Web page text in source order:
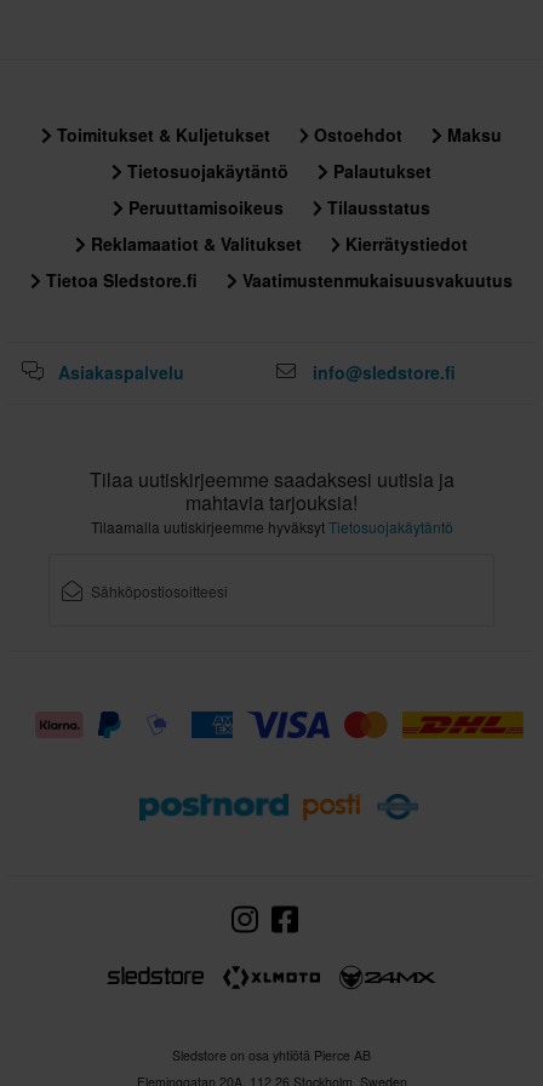
Toimitukset & Kuljetukset Ostoehdot
Maksu
Tietosuojakäytäntö
Palautukset
Peruuttamisoikeus
Tilausstatus
Reklamaatiot & Valitukset
Kierrätystiedot
Tietoa Sledstore.fi
Vaatimustenmukaisuusvakuutus
Asiakaspalvelu info@sledstore.fi
Tilaa uutiskirjeemme saadaksesi uutisia ja
mahtavia tarjouksia!
Tilaamalla uutiskirjeemme hyväksytTietosuojakäytäntö
Sledstore on osa yhtiötä Pierce AB
Fleminggatan 20A, 112 26 Stockholm, Sweden